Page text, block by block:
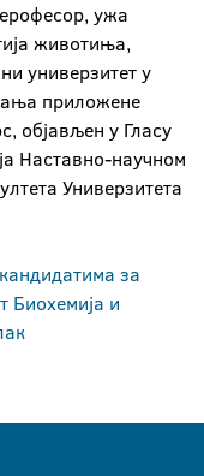
ужа
животиња,
универзитет у
приложене
објављен у Гласу
Наставно-научном
Универзитета
за
Биохемија и